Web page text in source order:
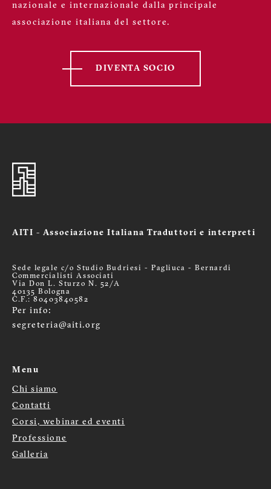
nazionale e internazionale dalla principale
associazione italiana del settore.
DIVENTA SOCIO
AITI - Associazione Italiana Traduttori e interpreti
Sede legale c/o Studio Budriesi - Pagliuca - Bernardi
Commercialisti Associati
Via Don L. Sturzo N. 52/A
40135 Bologna
C.F.: 80403840582
Per info:
segreteria@aiti.org
Menu
Menù
footer
Chi siamo
Contatti
Corsi, webinar ed eventi
Professione
Galleria